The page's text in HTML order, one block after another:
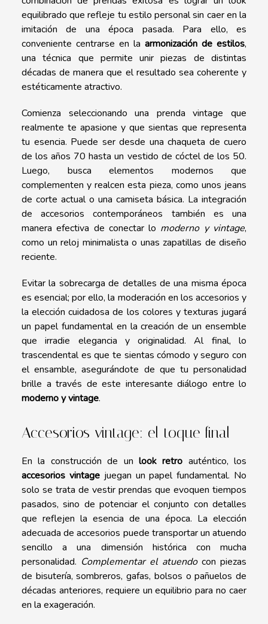
equilibrado que refleje tu estilo personal sin caer en la
imitación de una época pasada. Para ello, es
conveniente centrarse en la armonización de estilos,
una técnica que permite unir piezas de distintas
décadas de manera que el resultado sea coherente y
estéticamente atractivo.
Comienza seleccionando una prenda vintage que
realmente te apasione y que sientas que representa
tu esencia. Puede ser desde una chaqueta de cuero
de los años 70 hasta un vestido de cóctel de los 50.
Luego, busca elementos modernos que
complementen y realcen esta pieza, como unos jeans
de corte actual o una camiseta básica. La integración
de accesorios contemporáneos también es una
manera efectiva de conectar lo moderno y vintage,
como un reloj minimalista o unas zapatillas de diseño
reciente.
Evitar la sobrecarga de detalles de una misma época
es esencial; por ello, la moderación en los accesorios y
la elección cuidadosa de los colores y texturas jugará
un papel fundamental en la creación de un ensemble
que irradie elegancia y originalidad. Al final, lo
trascendental es que te sientas cómodo y seguro con
el ensamble, asegurándote de que tu personalidad
brille a través de este interesante diálogo entre lo
moderno y vintage.
Accesorios vintage: el toque final
En la construcción de un look retro auténtico, los
accesorios vintagejuegan un papel fundamental. No
solo se trata de vestir prendas que evoquen tiempos
pasados, sino de potenciar el conjunto con detalles
que reflejen la esencia de una época. La elección
adecuada de accesorios puede transportar un atuendo
sencillo a una dimensión histórica con mucha
personalidad. Complementar el atuendocon piezas
de bisutería, sombreros, gafas, bolsos o pañuelos de
décadas anteriores, requiere un equilibrio para no caer
en la exageración.